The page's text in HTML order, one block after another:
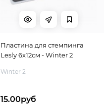
Пластина для стемпинга
Lesly 6x12см - Winter 2
Winter 2
15.00руб